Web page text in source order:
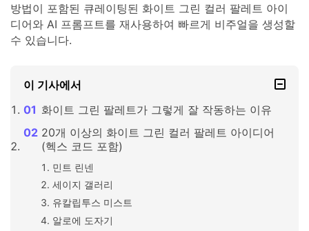
방법이 포함된 큐레이팅된 화이트 그린 컬러 팔레트 아이
디어와 AI 프롬프트를 재사용하여 빠르게 비주얼을 생성할
수 있습니다.
이 기사에서
화이트 그린 팔레트가 그렇게 잘 작동하는 이유
20개 이상의 화이트 그린 컬러 팔레트 아이디어
(헥스 코드 포함)
민트 린넨
세이지 갤러리
유칼립투스 미스트
알로에 도자기